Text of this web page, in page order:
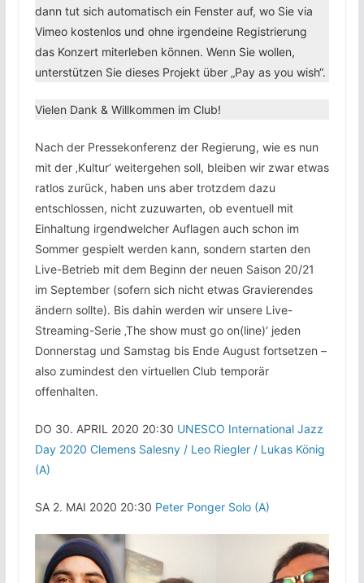
dann tut sich automatisch ein Fenster auf, wo Sie via
Vimeo kostenlos und ohne irgendeine Registrierung
das Konzert miterleben können. Wenn Sie wollen,
unterstützen Sie dieses Projekt über „Pay as you wish“.
Vielen Dank & Willkommen im Club!
Nach der Pressekonferenz der Regierung, wie es nun
mit der ‚Kultur‘ weitergehen soll, bleiben wir zwar etwas
ratlos zurück, haben uns aber trotzdem dazu
entschlossen, nicht zuzuwarten, ob eventuell mit
Einhaltung irgendwelcher Auflagen auch schon im
Sommer gespielt werden kann, sondern starten den
Live-Betrieb mit dem Beginn der neuen Saison 20/21
im September (sofern sich nicht etwas Gravierendes
ändern sollte). Bis dahin werden wir unsere Live-
Streaming-Serie ‚The show must go on(line)‘ jeden
Donnerstag und Samstag bis Ende August fortsetzen –
also zumindest den virtuellen Club temporär
offenhalten.
DO 30. APRIL 2020 20:30 UNESCO International Jazz
Day 2020 Clemens Salesny / Leo Riegler / Lukas König
(A)
SA 2. MAI 2020 20:30 Peter Ponger Solo (A)